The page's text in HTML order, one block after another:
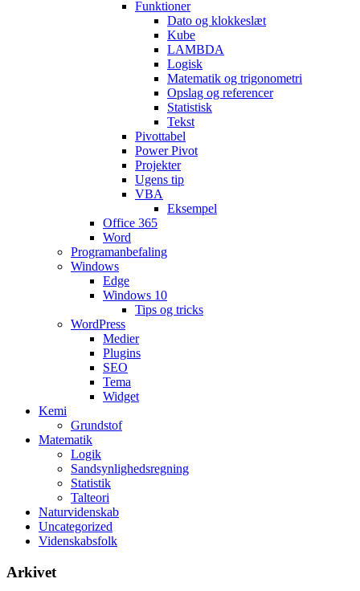
Funktioner
Dato og klokkeslæt
Kube
LAMBDA
Logisk
Matematik og trigonometri
Opslag og referencer
Statistisk
Tekst
Pivottabel
Power Pivot
Projekter
Ugens tip
VBA
Eksempel
Office 365
Word
Programanbefaling
Windows
Edge
Windows 10
Tips og tricks
WordPress
Medier
Plugins
SEO
Tema
Widget
Kemi
Grundstof
Matematik
Logik
Sandsynlighedsregning
Statistik
Talteori
Naturvidenskab
Uncategorized
Videnskabsfolk
Arkivet